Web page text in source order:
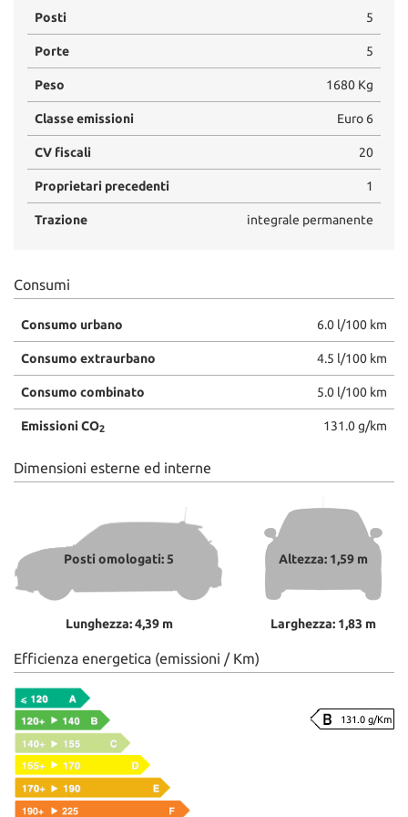
Posti 5
Porte 5
Peso 1680 Kg
Classe emissioni Euro 6
CV fiscali 20
Proprietari precedenti 1
Trazione integrale permanente
Consumi
Consumo urbano 6.0 l/100 km
Consumo extraurbano 4.5 l/100 km
Consumo combinato 5.0 l/100 km
Emissioni CO2 131.0 g/km
Dimensioni esterne ed interne
Posti omologati: 5
Lunghezza: 4,39 m
Altezza: 1,59 m
Larghezza: 1,83 m
Efficienza energetica (emissioni / Km)
131.0 g/Km